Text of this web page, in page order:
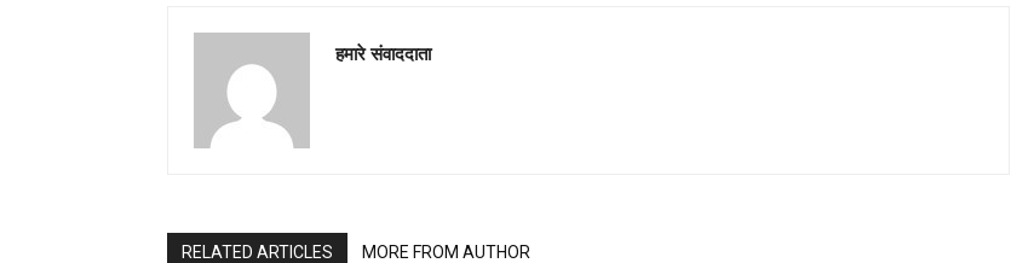
हमारे संवाददाता
RELATED ARTICLES MORE FROM AUTHOR